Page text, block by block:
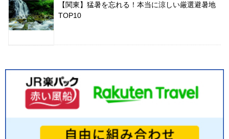
【関東】猛暑を忘れる！本当に涼しい厳選避暑地
TOP10